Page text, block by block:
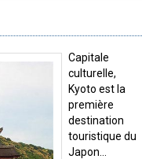
Capitale
culturelle,
Kyoto est la
première
destination
touristique du
Japon...